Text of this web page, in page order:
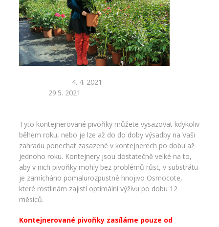
4. 4. 2021
29.5. 2021
Tyto kontejnerované pivoňky můžete vysazovat kdykoliv
během roku, nebo je lze až do do doby výsadby na Vaši
zahradu ponechat zasazené v kontejnerech po dobu až
jednoho roku. Kontejnery jsou dostatečně velké na to,
aby v nich pivoňky mohly bez problémů růst, v substrátu
je zamícháno pomalurozpustné hnojivo Osmocote,
které rostlinám zajistí optimální výživu po dobu 12
měsíců.
Kontejnerované pivoňky zasíláme pouze od